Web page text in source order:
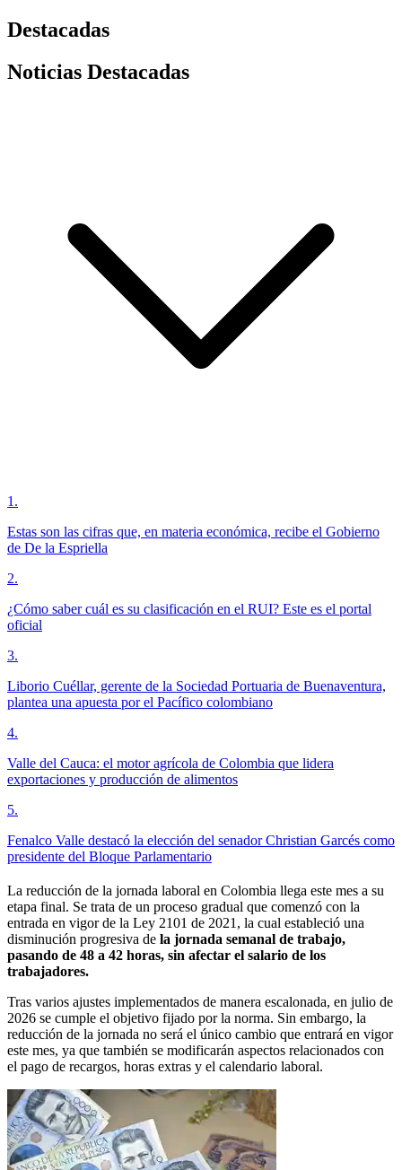
Destacadas
Noticias Destacadas
1 .
Estas son las cifras que, en materia económica, recibe el Gobierno
de De la Espriella
2.
¿Cómo saber cuál es su clasificación en el RUI? Este es el portal
oficial
3.
Liborio Cuéllar, gerente de la Sociedad Portuaria de Buenaventura,
plantea una apuesta por el Pacífico colombiano
4.
Valle del Cauca: el motor agrícola de Colombia que lidera
exportaciones y producción de alimentos
5.
Fenalco Valle destacó la elección del senador Christian Garcés como
presidente del Bloque Parlamentario
La reducción de la jornada laboral en Colombia llega este mes a su
etapa final. Se trata de un proceso gradual que comenzó con la
entrada en vigor de la Ley 2101 de 2021, la cual estableció una
disminución progresiva de la jornada semanal de trabajo,
pasando de 48 a 42 horas, sin afectar el salario de los
trabajadores.
Tras varios ajustes implementados de manera escalonada, en julio de
2026 se cumple el objetivo fijado por la norma. Sin embargo, la
reducción de la jornada no será el único cambio que entrará en vigor
este mes, ya que también se modificarán aspectos relacionados con
el pago de recargos, horas extras y el calendario laboral.